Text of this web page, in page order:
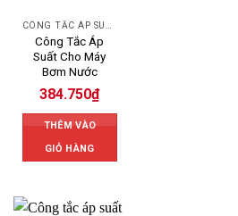
CÔNG TẮC ÁP SUẤT
Công Tắc Áp
Suất Cho Máy
Bơm Nước
384.750₫
THÊM VÀO
GIỎ HÀNG